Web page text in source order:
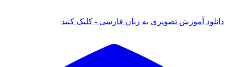
آموزش تصویری به زبان فارسی - کلیک کنید